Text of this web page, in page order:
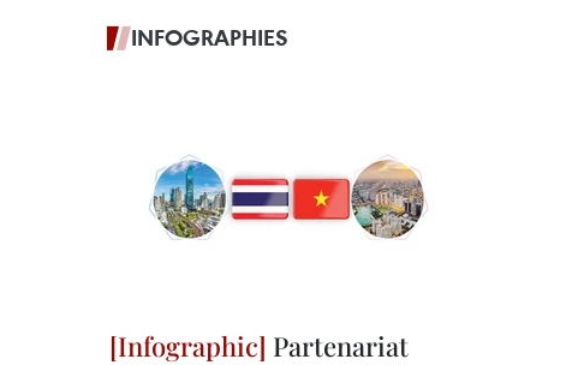
INFOGRAPHIES
Partenariat